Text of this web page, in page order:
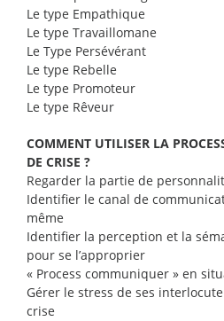
Le type Empathique
Le type Travaillomane
Le Type Persévérant
Le type Rebelle
Le type Promoteur
Le type Rêveur
COMMENT UTILISER LA
DE CRISE ?
Regarder la partie de
Identifier le canal de
même
Identifier la perception et la
pour se l’approprier
« Process communiquer » en
Gérer le stress de ses
crise